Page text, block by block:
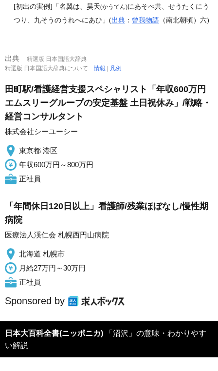
[初出の実例]「名翼は、昊天(かうてん)にあそべ共、せうたくにう
つり、九そうのうれへにあひ」(出典 ： 曾我物語 （南北朝頃）六)
出典
精選版 日本国語大辞典
精選版 日本国語大辞典について情報 凡例
田町駅/看護経営支援スペシャリスト「年収600万円
エムスリーグループの安定基盤 土日祝休み」/戦略・
経営コンサルタント
株式会社シーユーシー
東京都 港区
年収600万円～800万円
正社員
「年間休日120日以上」看護師/残業ほぼなし/慢性期
病院
医療法人渓仁会 札幌西円山病院
北海道 札幌市
月給27万円～30万円
正社員
Sponsored by
日本大百科全書(ニッポニカ)
い解説